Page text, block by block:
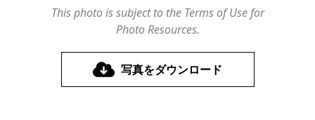
This photo is subject to the Terms of Use for
Photo Resources.
写真をダウンロード